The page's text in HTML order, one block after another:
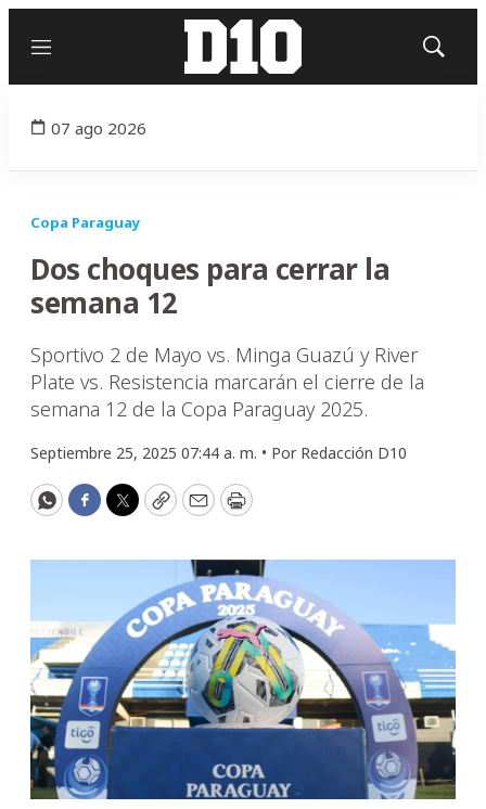
Menú
Mostrar
07 ago 2026
Copa Paraguay
Dos choques para cerrar la
semana 12
Sportivo 2 de Mayo vs. Minga Guazú y River
Plate vs. Resistencia marcarán el cierre de la
semana 12 de la Copa Paraguay 2025.
Septiembre 25, 2025 07:44 a. m. • Por Redacción D10
WhatsApp
Facebook
Twitter
CopyEmailPrint